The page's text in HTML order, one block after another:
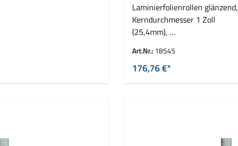
Laminierfolienrollen glänzend,
Kerndurchmesser 1 Zoll
(25,4mm),
Art.Nr.:18545
176,76 €*